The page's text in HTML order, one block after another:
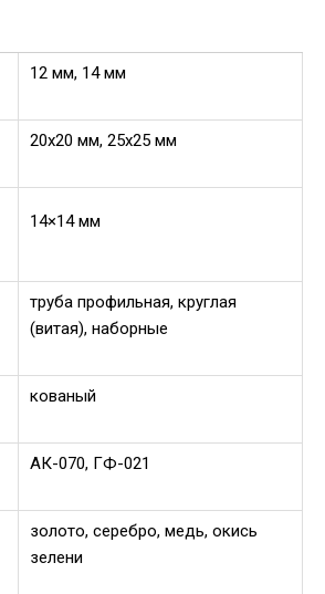
12 мм, 14 мм
20х20 мм, 25х25 мм
14×14 мм
труба профильная, круглая
(витая), наборные
кованый
АК-070, ГФ-021
золото, серебро, медь, окись
зелени